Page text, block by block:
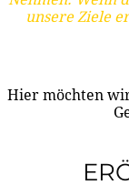
unsere Ziele
Hier möchten